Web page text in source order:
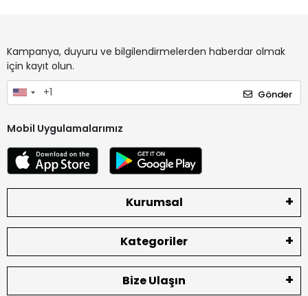
Kampanya, duyuru ve bilgilendirmelerden haberdar olmak
için kayıt olun.
Gönder
Mobil Uygulamalarımız
Kurumsal
Kategoriler
Bize Ulaşın